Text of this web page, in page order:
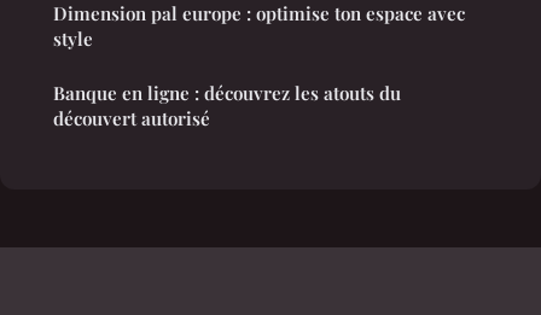
Dimension pal europe : optimise ton espace avec
style
Banque en ligne : découvrez les atouts du
découvert autorisé